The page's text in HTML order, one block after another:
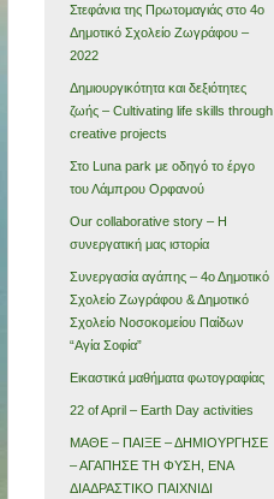
Στεφάνια της Πρωτομαγιάς στο 4ο
Δημοτικό Σχολείο Ζωγράφου –
2022
Δημιουργικότητα και δεξιότητες
ζωής – Cultivating life skills through
creative projects
Στο Luna park με οδηγό το έργο
του Λάμπρου Ορφανού
Our collaborative story – Η
συνεργατική μας ιστορία
Συνεργασία αγάπης – 4ο Δημοτικό
Σχολείο Ζωγράφου & Δημοτικό
Σχολείο Νοσοκομείου Παίδων
“Αγία Σοφία”
Εικαστικά μαθήματα φωτογραφίας
22 of April – Earth Day activities
ΜΑΘΕ – ΠΑΙΞΕ – ΔΗΜΙΟΥΡΓΗΣΕ
– ΑΓΑΠΗΣΕ ΤΗ ΦΥΣΗ, ΕΝΑ
ΔΙΑΔΡΑΣΤΙΚΟ ΠΑΙΧΝΙΔΙ